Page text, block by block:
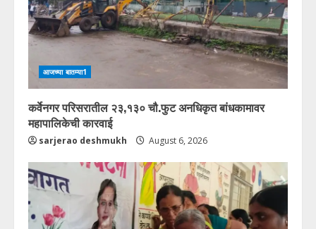
आजच्या बातम्या1
कर्वेनगर परिसरातील २३,१३० चौ.फुट अनधिकृत बांधकामावर
महापालिकेची कारवाई
sarjerao deshmukh August 6, 2026